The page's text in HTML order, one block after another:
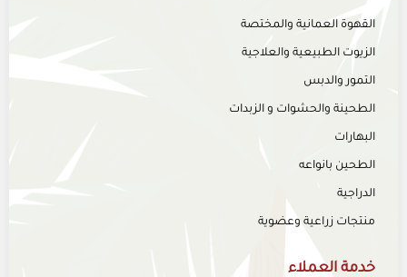
القهوة العمانية والمختصة
الزيوت الطبيعية والعلاجية
التمور والدبس
الطحينة والحشوات و الزبدات
البهارات
الطحين بانواعه
الدراجية
منتجات زراعية وعضوية
خدمة العملاء